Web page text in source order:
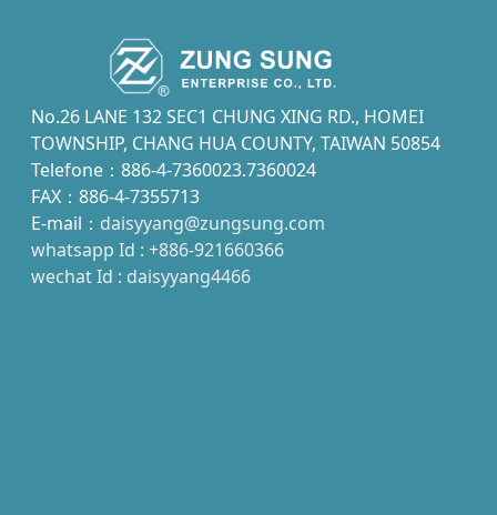
No.26 LANE 132 SEC1 CHUNG XING RD., HOMEI
TOWNSHIP, CHANG HUA COUNTY, TAIWAN 50854
Telefone：886-4-7360023.7360024
FAX：886-4-7355713
E-mail： daisyyang@zungsung.com
whatsapp Id : +886-921660366
wechat Id : daisyyang4466